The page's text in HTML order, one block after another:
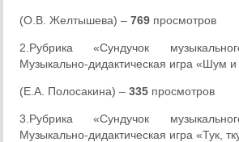
(О.В. Желтышева) –769 просмотров
2.Рубрика «Сундучок
Музыкально-дидактическая игра «Шум
(Е.А. Полосакина) –335 просмотров
3.Рубрика «Сундучок
Музыкально-дидактическая игра «Тук,